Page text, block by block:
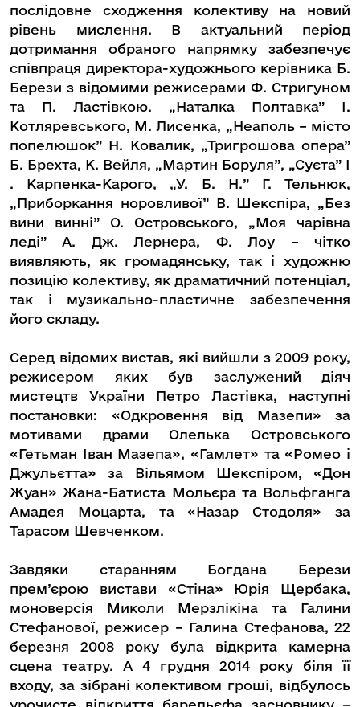
послідовне сходження колективу на новий
рівень мислення. В актуальний період
дотримання обраного напрямку забезпечує
співпраця директора-художнього керівника Б.
Берези з відомими режисерами Ф. Стригуном
та П. Ластівкою. „Наталка Полтавка” І.
Котляревського, М. Лисенка, „Неаполь – місто
попелюшок” Н. Ковалик, „Тригрошова опера”
Б. Брехта, К. Вейля, „Мартин Боруля”, „Суєта” І
. Карпенка-Карого, „У. Б. Н.” Г. Тельнюк,
„Приборкання норовливої” В. Шекспіра, „Без
вини винні” О. Островського, „Моя чарівна
леді” А. Дж. Лернера, Ф. Лоу – чітко
виявляють, як громадянську, так і художню
позицію колективу, як драматичний потенціал,
так і музикально-пластичне забезпечення
його складу.
Серед відомих вистав, які вийшли з 2009 року,
режисером яких був заслужений діяч
мистецтв України Петро Ластівка, наступні
постановки: «Одкровення від Мазепи» за
мотивами драми Олелька Островського
«Гетьман Іван Мазепа», «Гамлет» та «Ромео і
Джульєтта» за Вільямом Шекспіром, «Дон
Жуан» Жана-Батиста Мольєра та Вольфганга
Амадея Моцарта, та «Назар Стодоля» за
Тарасом Шевченком.
Завдяки старанням Богдана Берези
прем’єрою вистави «Стіна» Юрія Щербака,
моноверсія Миколи Мерзлікіна та Галини
Стефанової, режисер – Галина Стефанова, 22
березня 2008 року була відкрита камерна
сцена театру. А 4 грудня 2014 року біля її
входу, за зібрані колективом гроші, відбулось